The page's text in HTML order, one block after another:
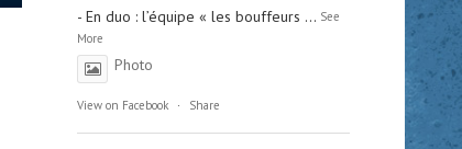
- En duo : l’équipe « les bouffeurs ... See
More
Photo
View on Facebook · Share